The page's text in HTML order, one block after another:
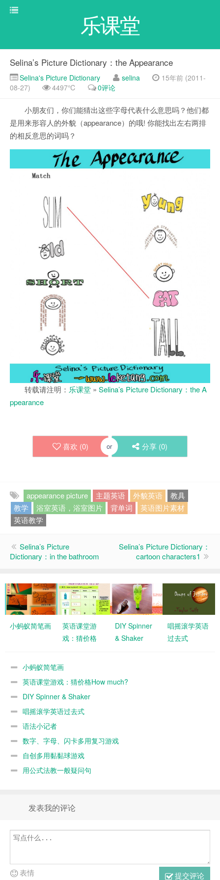
乐课堂
Selina’s Picture Dictionary：the Appearance
Selina's Picture Dictionary selina
15年前 (2011-
08-27)
4497℃ 0评论
小朋友们，你们能猜出这些字母代表什么意思吗？他们都
是用来形容人的外貌（appearance）的哦! 你能找出左右两排
的相反意思的词吗？
转载请注明： 乐课堂 » Selina’s Picture Dictionary：the A
ppearance
喜欢 (0) or 分享 (0)
appearance picture 主题英语 外貌英语
教具
教学
浴室英语，浴室图片 背单词
英语图片素材
英语教学
Selina’s Picture
Dictionary：in the bathroom
Selina’s Picture Dictionary：
cartoon characters1
小蚂蚁简笔画
英语课堂游
戏：猜价格
DIY Spinner
& Shaker
唱摇滚学英语
过去式
小蚂蚁简笔画
英语课堂游戏：猜价格How much?
DIY Spinner & Shaker
唱摇滚学英语过去式
语法小记者
数字、字母、闪卡多用复习游戏
自创多用黏黏球游戏
用公式法教一般疑问句
发表我的评论
提交评论
表情